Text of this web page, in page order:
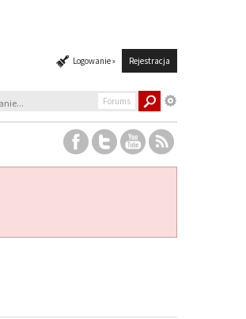
Logowanie » Rejestracja
Forums